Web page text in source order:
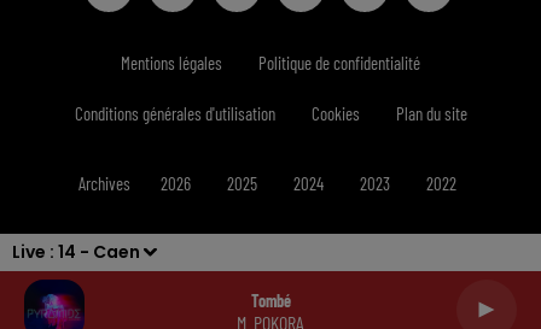
Live : 14 - Caen
Tombé
M. POKORA
Mentions légales Politique de confidentialité
Conditions générales d'utilisation Cookies Plan du site
Archives 2026 2025 2024 2023 2022